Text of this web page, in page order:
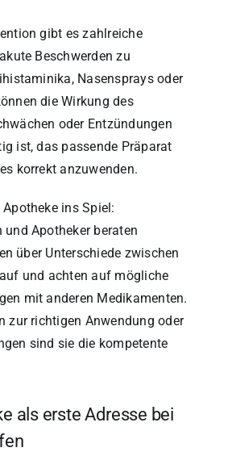
gibt es zahlreiche
Beschwerden zu
Nasensprays oder
die Wirkung des
oder Entzündungen
ist, das passende Präparat
korrekt anzuwenden.
ins Spiel:
und Apotheker beraten
über Unterschiede zwischen
und achten auf mögliche
mit anderen Medikamenten.
zur richtigen Anwendung oder
sind sie die kompetente
als erste Adresse bei